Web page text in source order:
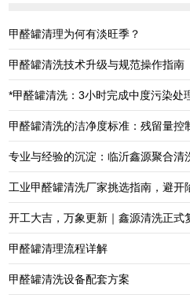
甲醛罐清理为何有淡旺季？
甲醛罐清洗技术升级与规范操作指南
*甲醛罐清洗：3小时完成中度污染处
甲醛罐清洗的洁净度标准：残留量控
专业与经验的沉淀：临沂鑫源聚合清
工业甲醛罐清洗厂家挑选指南，避开
开工大吉，万象更新｜鑫源清洗正式
甲醛罐清理流程详解
甲醛罐清洗设备配套方案